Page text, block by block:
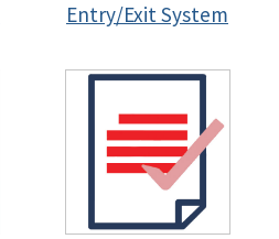
Entry/Exit System